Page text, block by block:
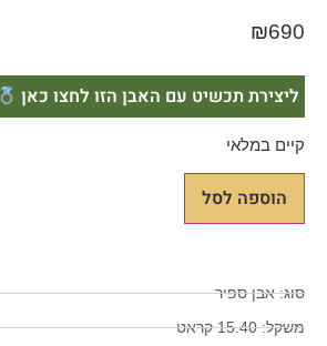
₪690
ליצירת תכשיט עם האבן הזו לחצו כאן
קיים במלאי
הוספה לסל
סוג: אבן ספיר
משקל: 15.40 קראט